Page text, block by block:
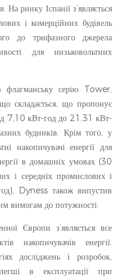
На ринку Іспанії з’являється
і комерційних будівель
до трифазного джерела
для низьковольтних
флагманську серію Tower,
складається, що пропонує
7,10 кВт-год до 21,31 кВт-
будинків. Крім того, у
накопичувачі енергії для
в домашніх умовах (30
і середніх промислових і
Dyness також випустив
вимогам до потужності.
Європи з’являється все
накопичувачів енергії.
досліджень і розробок,
в експлуатації при